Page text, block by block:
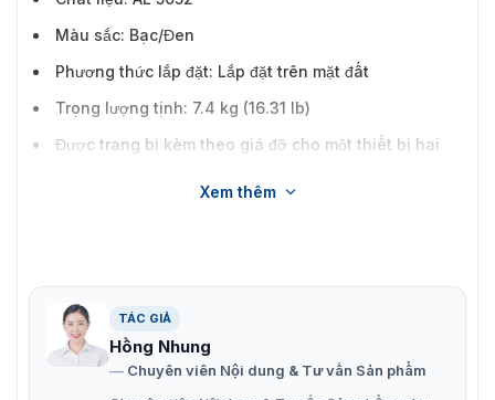
Màu sắc: Bạc/Đen
Phương thức lắp đặt: Lắp đặt trên mặt đất
Trọng lượng tịnh: 7.4 kg (16.31 lb)
Được trang bị kèm theo giá đỡ cho một thiết bị hai
giản hơn bao giờ hết.Xem thêm
TÁC GIẢ
Hồng Nhung
Chuyên viên Nội dung & Tư vấn Sản phẩm